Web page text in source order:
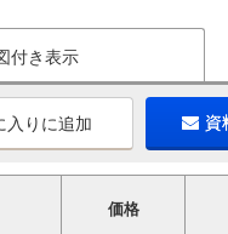
付き表示
入りに追加 資
価格